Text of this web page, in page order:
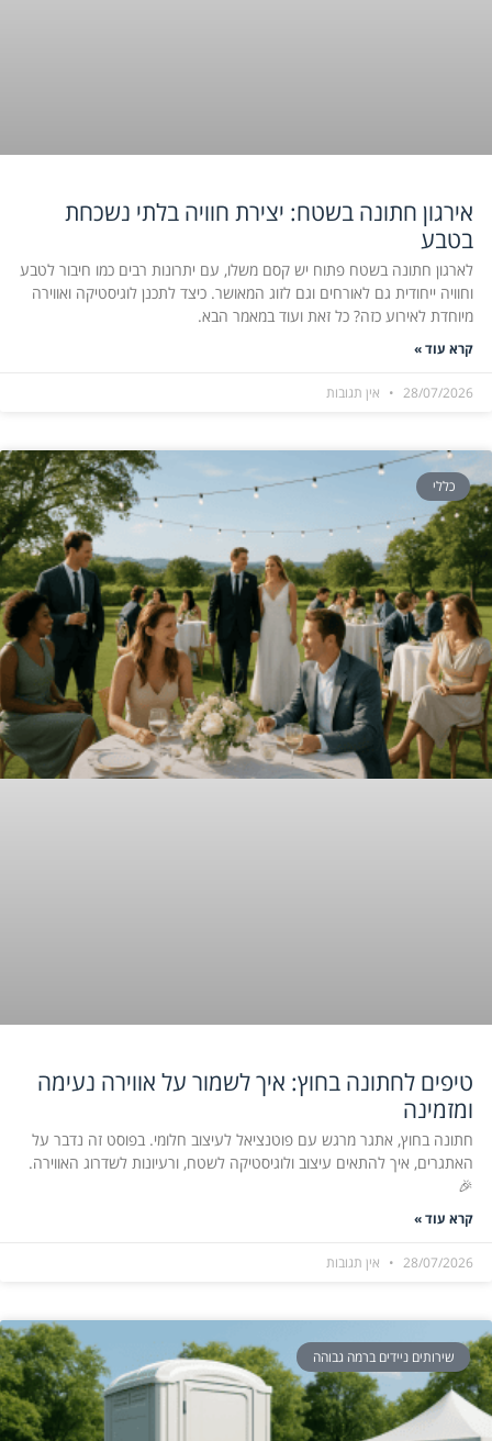
אירגון חתונה בשטח: יצירת חוויה בלתי נשכחת
בטבע
לארגון חתונה בשטח פתוח יש קסם משלו, עם יתרונות רבים כמו חיבור לטבע
וחוויה ייחודית גם לאורחים וגם לזוג המאושר. כיצד לתכנן לוגיסטיקה ואווירה
מיוחדת לאירוע כזה? כל זאת ועוד במאמר הבא.
קרא עוד »
28/07/2026 אין תגובות
כללי
טיפים לחתונה בחוץ: איך לשמור על אווירה נעימה
ומזמינה
חתונה בחוץ, אתגר מרגש עם פוטנציאל לעיצוב חלומי. בפוסט זה נדבר על
האתגרים, איך להתאים עיצוב ולוגיסטיקה לשטח, ורעיונות לשדרוג האווירה.
🎉
קרא עוד »
28/07/2026 אין תגובות
שירותים ניידים ברמה גבוהה